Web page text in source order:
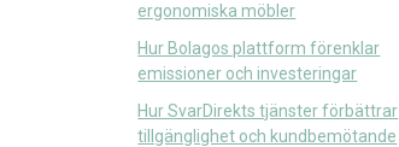
ergonomiska möbler
Hur Bolagos plattform förenklar
emissioner och investeringar
Hur SvarDirekts tjänster förbättrar
tillgänglighet och kundbemötande